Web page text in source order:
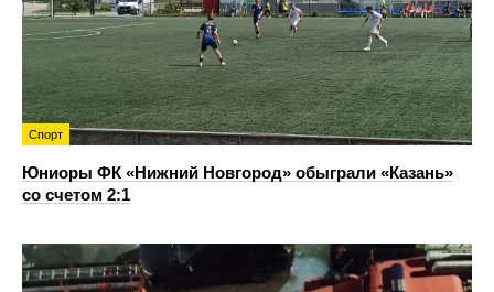
Спорт
Юниоры ФК «Нижний Новгород» обыграли «Казань»
со счетом 2:1